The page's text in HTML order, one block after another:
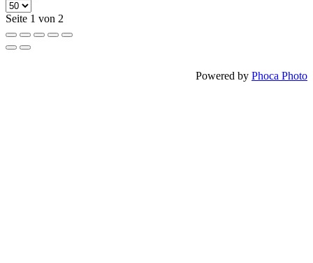
Seite 1 von 2
Powered by Phoca Photo